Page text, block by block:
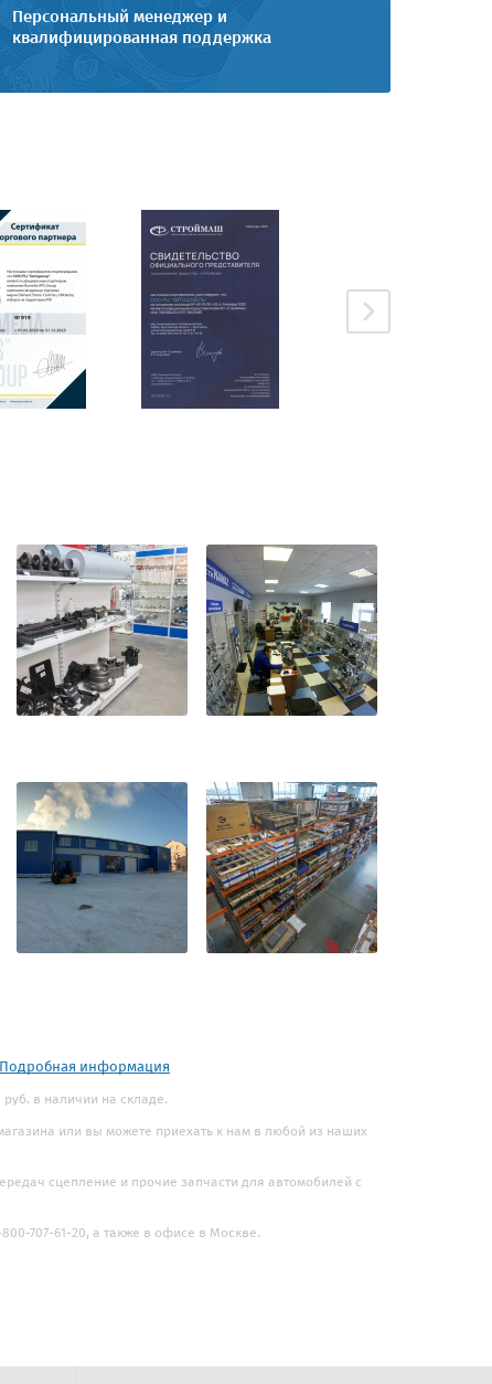
Персональный менеджер и
квалифицированная поддержка
Подробная информация
руб. в наличии на складе.
или вы можете приехать к нам в любой из наших
сцепление и прочие запчасти для автомобилей с
707-61-20, а также в офисе в Москве.